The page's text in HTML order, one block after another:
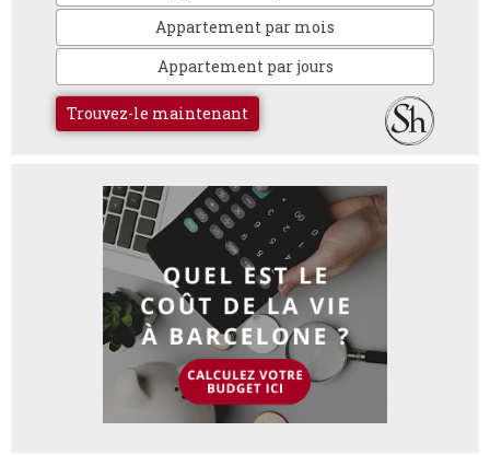
Appartement par mois
Appartement par jours
Trouvez-le maintenant